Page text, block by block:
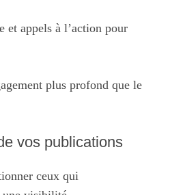
et appels à l’action pour
plus profond que le
vos publications
ceux qui